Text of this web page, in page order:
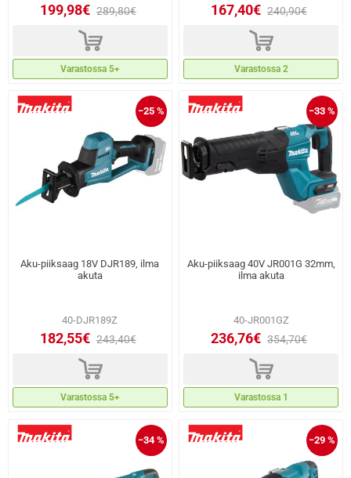
199,98€ 289,80€
d
Varastossa 5+
167,40€ 240,90€
d
Varastossa 2
−25 %
Aku-piiksaag 18V DJR189, ilma
akuta
40-DJR189Z
182,55€ 243,40€
d
Varastossa 5+
−33 %
Aku-piiksaag 40V JR001G 32mm,
ilma akuta
40-JR001GZ
236,76€ 354,70€
d
Varastossa 1
−34 % −29 %